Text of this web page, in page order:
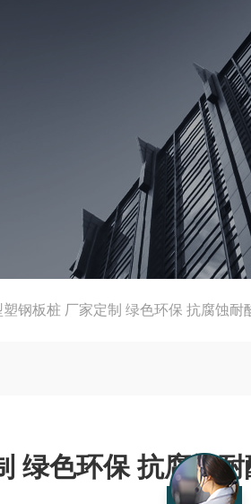
钢板桩 厂家定制 绿色环保 抗腐蚀耐
绿色环保 抗腐蚀耐